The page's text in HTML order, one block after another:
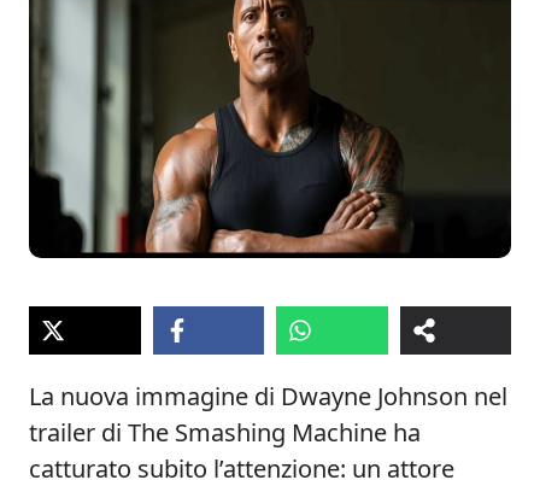
La nuova immagine di Dwayne Johnson nel
trailer di The Smashing Machine ha
catturato subito l’attenzione: un attore